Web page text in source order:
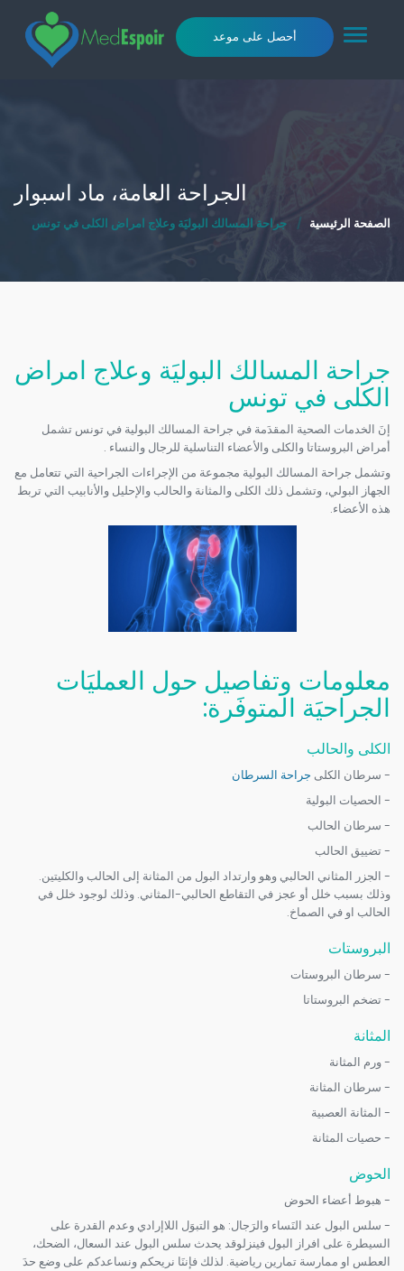
Toggle
navigation
أحصل على موعد
الجراحة العامة، ماد اسبوار
الصفحة الرئيسية جراحة المسالك البوليَة وعلاج امراض الكلى في تونس
جراحة المسالك البوليَة وعلاج امراض
الكلى في تونس
إنَ الخدمات الصحية المقدَمة في جراحة المسالك البولية في تونس تشمل
أمراض البروستاتا والكلى والأعضاء التناسلية للرجال والنساء .
وتشمل جراحة المسالك البولية مجموعة من الإجراءات الجراحية التي تتعامل مع
الجهاز البولي، وتشمل ذلك الكلى والمثانة والحالب والإحليل والأنابيب التي تربط
هذه الأعضاء.
معلومات وتفاصيل حول العمليَات
الجراحيَة المتوفَرة:
الكلى والحالب
- سرطان الكلى جراحة السرطان
- الحصيات البولية
- سرطان الحالب
- تضييق الحالب
- الجزر المثاني الحالبي وهو وارتداد البول من المثانة إلى الحالب والكليتين.
وذلك بسبب خلل أو عجز في التقاطع الحالبي-المثاني. وذلك لوجود خلل في
الحالب او في الصماخ.
البروستات
- سرطان البروستات
- تضخم البروستاتا
المثانة
- ورم المثانة
- سرطان المثانة
- المثانة العصبية
- حصيات المثانة
الحوض
- هبوط أعضاء الحوض
- سلس البول عند النَساء والرَجال: هو التبوَل اللاإرادي وعدم القدرة على
السيطرة على افراز البول فينزلوقد يحدث سلس البول عند السعال، الضحك،
العطس او ممارسة تمارين رياضية. لذلك فإننَا نريحكم ونساعدكم على وضع حدَ